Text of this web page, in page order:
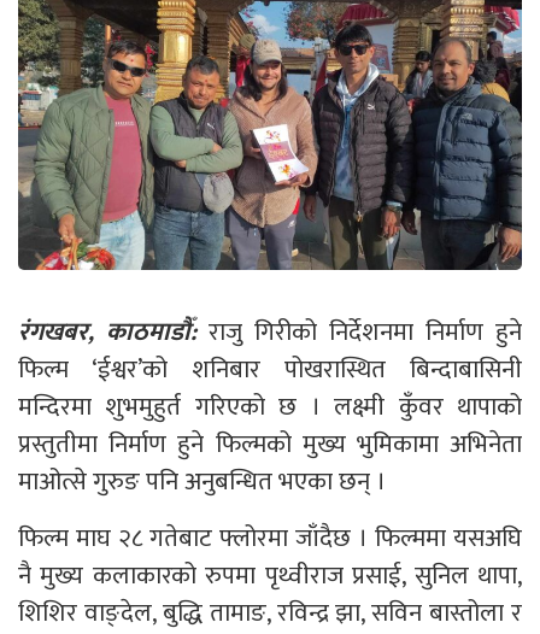
रंगखबर, काठमाडौँ: राजु गिरीको निर्देशनमा निर्माण हुने
फिल्म ‘ईश्वर’को शनिबार पोखरास्थित बिन्दाबासिनी
मन्दिरमा शुभमुहुर्त गरिएको छ । लक्ष्मी कुँवर थापाको
प्रस्तुतीमा निर्माण हुने फिल्मको मुख्य भुमिकामा अभिनेता
माओत्से गुरुङ पनि अनुबन्धित भएका छन् ।
फिल्म माघ २८ गतेबाट फ्लोरमा जाँदैछ । फिल्ममा यसअघि
नै मुख्य कलाकारको रुपमा पृथ्वीराज प्रसाई, सुनिल थापा,
शिशिर वाङ्देल, बुद्धि तामाङ, रविन्द्र झा, सविन बास्तोला र